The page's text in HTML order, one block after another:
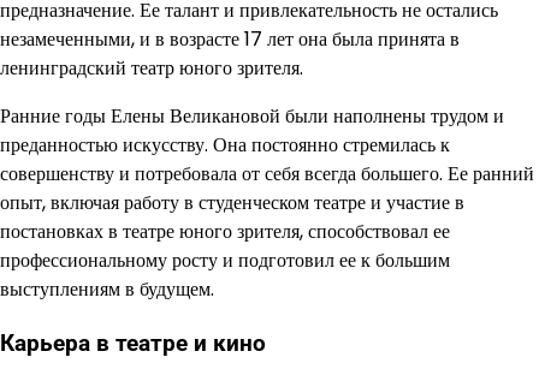
предназначение. Ее талант и привлекательность не остались
незамеченными, и в возрасте 17 лет она была принята в
ленинградский театр юного зрителя.
Ранние годы Елены Великановой были наполнены трудом и
преданностью искусству. Она постоянно стремилась к
совершенству и потребовала от себя всегда большего. Ее ранний
опыт, включая работу в студенческом театре и участие в
постановках в театре юного зрителя, способствовал ее
профессиональному росту и подготовил ее к большим
выступлениям в будущем.
Карьера в театре и кино